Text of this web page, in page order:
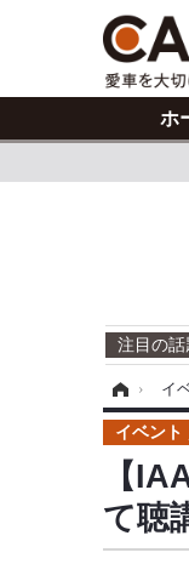
ホ
注目の話
› イ
【
て聴
イベント